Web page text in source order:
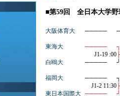
■第59回 全日本大学野
大阪体育大 ─────
東海大 ─────
J1-19 :00
白鴎大
─────
福岡大 ─────
J1-2 11:30
東日本国際大
─────